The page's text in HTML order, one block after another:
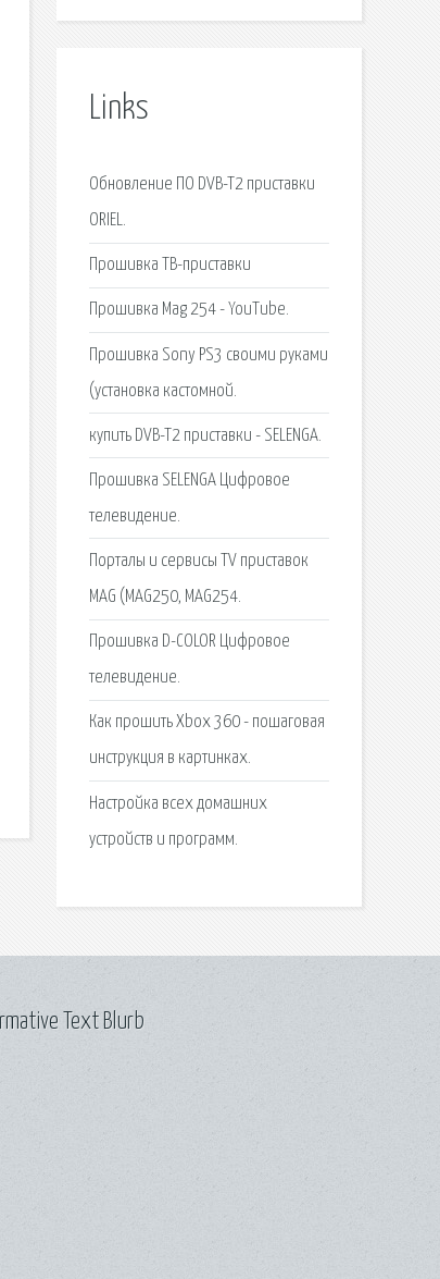
Links
Обновление ПО DVB-T2 приставки
ORIEL.
Прошивка ТВ-приставки
Прошивка Mag 254 - YouTube.
Прошивка Sony PS3 своими руками
(установка кастомной.
купить DVB-T2 приставки - SELENGA.
Прошивка SELENGA Цифровое
телевидение.
Порталы и сервисы TV приставок
MAG (MAG250, MAG254.
Прошивка D-COLOR Цифровое
телевидение.
Как прошить Xbox 360 - пошаговая
инструкция в картинках.
Настройка всех домашних
устройств и программ.
Text Blurb